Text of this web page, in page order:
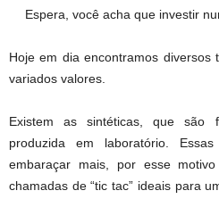
Espera, você acha que investir
Hoje em dia encontramos diversos
variados valores.
Existem as sintéticas, que são
produzida em laboratório.
embaraçar mais, por esse
chamadas de “tic tac” ideais para